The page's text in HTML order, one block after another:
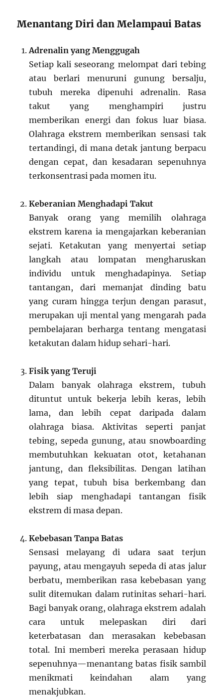
Menantang Diri dan Melampaui Batas
Adrenalin yang Menggugah
Setiap kali seseorang melompat dari tebing
atau berlari menuruni gunung bersalju,
tubuh mereka dipenuhi adrenalin. Rasa
takut yang menghampiri justru
memberikan energi dan fokus luar biasa.
Olahraga ekstrem memberikan sensasi tak
tertandingi, di mana detak jantung berpacu
dengan cepat, dan kesadaran sepenuhnya
terkonsentrasi pada momen itu.
Keberanian Menghadapi Takut
Banyak orang yang memilih olahraga
ekstrem karena ia mengajarkan keberanian
sejati. Ketakutan yang menyertai setiap
langkah atau lompatan mengharuskan
individu untuk menghadapinya. Setiap
tantangan, dari memanjat dinding batu
yang curam hingga terjun dengan parasut,
merupakan uji mental yang mengarah pada
pembelajaran berharga tentang mengatasi
ketakutan dalam hidup sehari-hari.
Fisik yang Teruji
Dalam banyak olahraga ekstrem, tubuh
dituntut untuk bekerja lebih keras, lebih
lama, dan lebih cepat daripada dalam
olahraga biasa. Aktivitas seperti panjat
tebing, sepeda gunung, atau snowboarding
membutuhkan kekuatan otot, ketahanan
jantung, dan fleksibilitas. Dengan latihan
yang tepat, tubuh bisa berkembang dan
lebih siap menghadapi tantangan fisik
ekstrem di masa depan.
Kebebasan Tanpa Batas
Sensasi melayang di udara saat terjun
payung, atau mengayuh sepeda di atas jalur
berbatu, memberikan rasa kebebasan yang
sulit ditemukan dalam rutinitas sehari-hari.
Bagi banyak orang, olahraga ekstrem adalah
cara untuk melepaskan diri dari
keterbatasan dan merasakan kebebasan
total. Ini memberi mereka perasaan hidup
sepenuhnya—menantang batas fisik sambil
menikmati keindahan alam yang
menakjubkan.